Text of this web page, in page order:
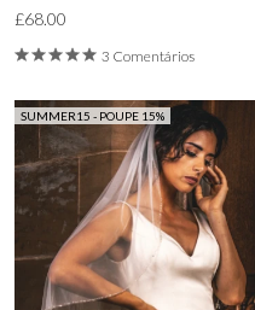
£68.00
3 Comentários
SUMMER15 - POUPE 15%